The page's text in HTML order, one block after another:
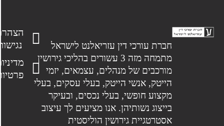
חברת עורכי דין עזריאלנט לישראל
מתמחה מזה 3 עשורים בהליכי גירושין
מורכבים של מנהלים, עצמאים, יזמי
הייטק, אנשי הייטק, בעלי עסקים, בעלי
מקצוע חופשי, בעלי נכסים, ובעיקר
בייצוג נשותיהן. אנו מציעים לך עיצוב
אסטרטגיית גירושין הוליסטית
הצהרת
נגישות
מדיניות
פרטיות